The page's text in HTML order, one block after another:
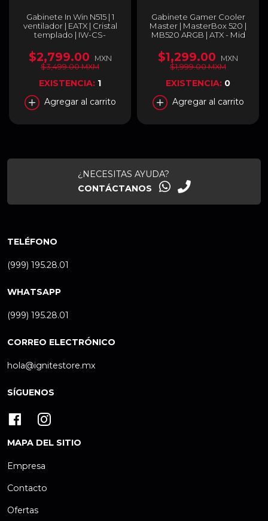
Gabinete In Win N515 | 1
ventilador | EATX | Cristal
templado | IW-CS-
$2,799.00
MXN
$3,499.00 MXM
EXISTENCIA: 1
Agregar al carrito
Gabinete Gamer Cooler
Master | MasterBox 520 |
MB520 ARGB | ATX - Mid
S01
$1,299.00
MXN
$1,999.00 MXM
EXISTENCIA: 0
Agregar al carrito
¿NECESITAS AYUDA?
CONTÁCTANOS
TELÉFONO
(999) 195.28.01
WHATSAPP
(999) 195.28.01
CORREO ELECTRÓNICO
hola@ignitestore.mx
SÍGUENOS
MAPA DEL SITIO
Empresa
Contacto
Ofertas